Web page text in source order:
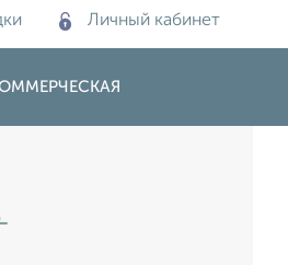
Личный кабинет